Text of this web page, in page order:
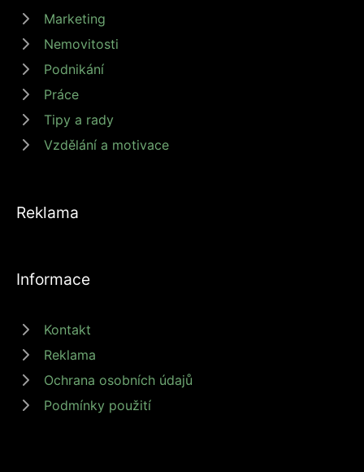
Marketing
Nemovitosti
Podnikání
Práce
Tipy a rady
Vzdělání a motivace
Reklama
Informace
Kontakt
Reklama
Ochrana osobních údajů
Podmínky použití